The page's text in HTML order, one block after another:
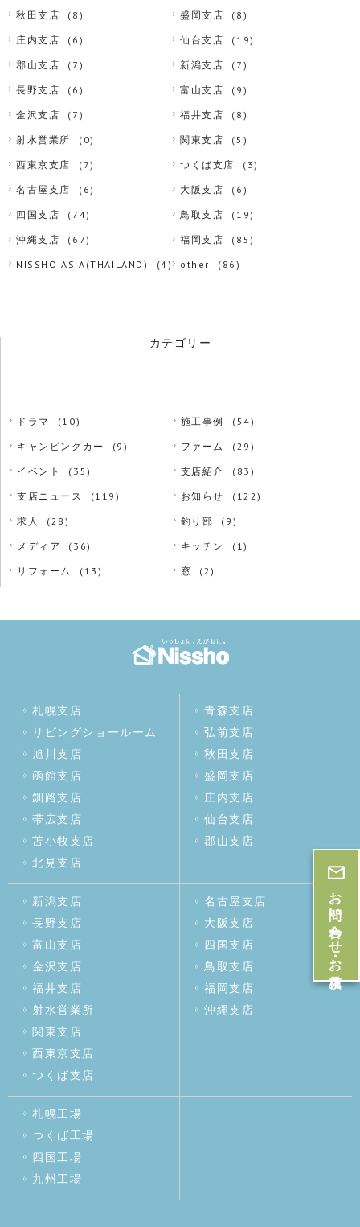
秋田支店 (8) 盛岡支店 (8)
庄内支店 (6) 仙台支店 (19)
郡山支店 (7) 新潟支店 (7)
長野支店 (6) 富山支店 (9)
金沢支店 (7) 福井支店 (8)
射水営業所 (0) 関東支店 (5)
西東京支店 (7) つくば支店 (3)
名古屋支店 (6) 大阪支店 (6)
四国支店 (74) 鳥取支店 (19)
沖縄支店 (67) 福岡支店 (85)
NISSHO ASIA(THAILAND) (4) other (86)
カテゴリー
ドラマ (10) 施工事例 (54)
キャンピングカー (9) ファーム (29)
イベント (35) 支店紹介 (83)
支店ニュース (119) お知らせ (122)
求人 (28) 釣り部 (9)
メディア (36) キッチン (1)
リフォーム (13) 窓 (2)
札幌支店
リビングショールーム
旭川支店
函館支店
釧路支店
帯広支店
苫小牧支店
北見支店
青森支店
弘前支店
秋田支店
盛岡支店
庄内支店
仙台支店
郡山支店
新潟支店
長野支店
富山支店
金沢支店
福井支店
射水営業所
関東支店
西東京支店
つくば支店
名古屋支店
大阪支店
四国支店
鳥取支店
福岡支店
沖縄支店
札幌工場
つくば工場
四国工場
九州工場
お問い合わせ・お見積